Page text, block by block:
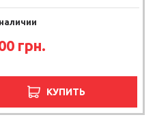
грн.
КУПИТЬ